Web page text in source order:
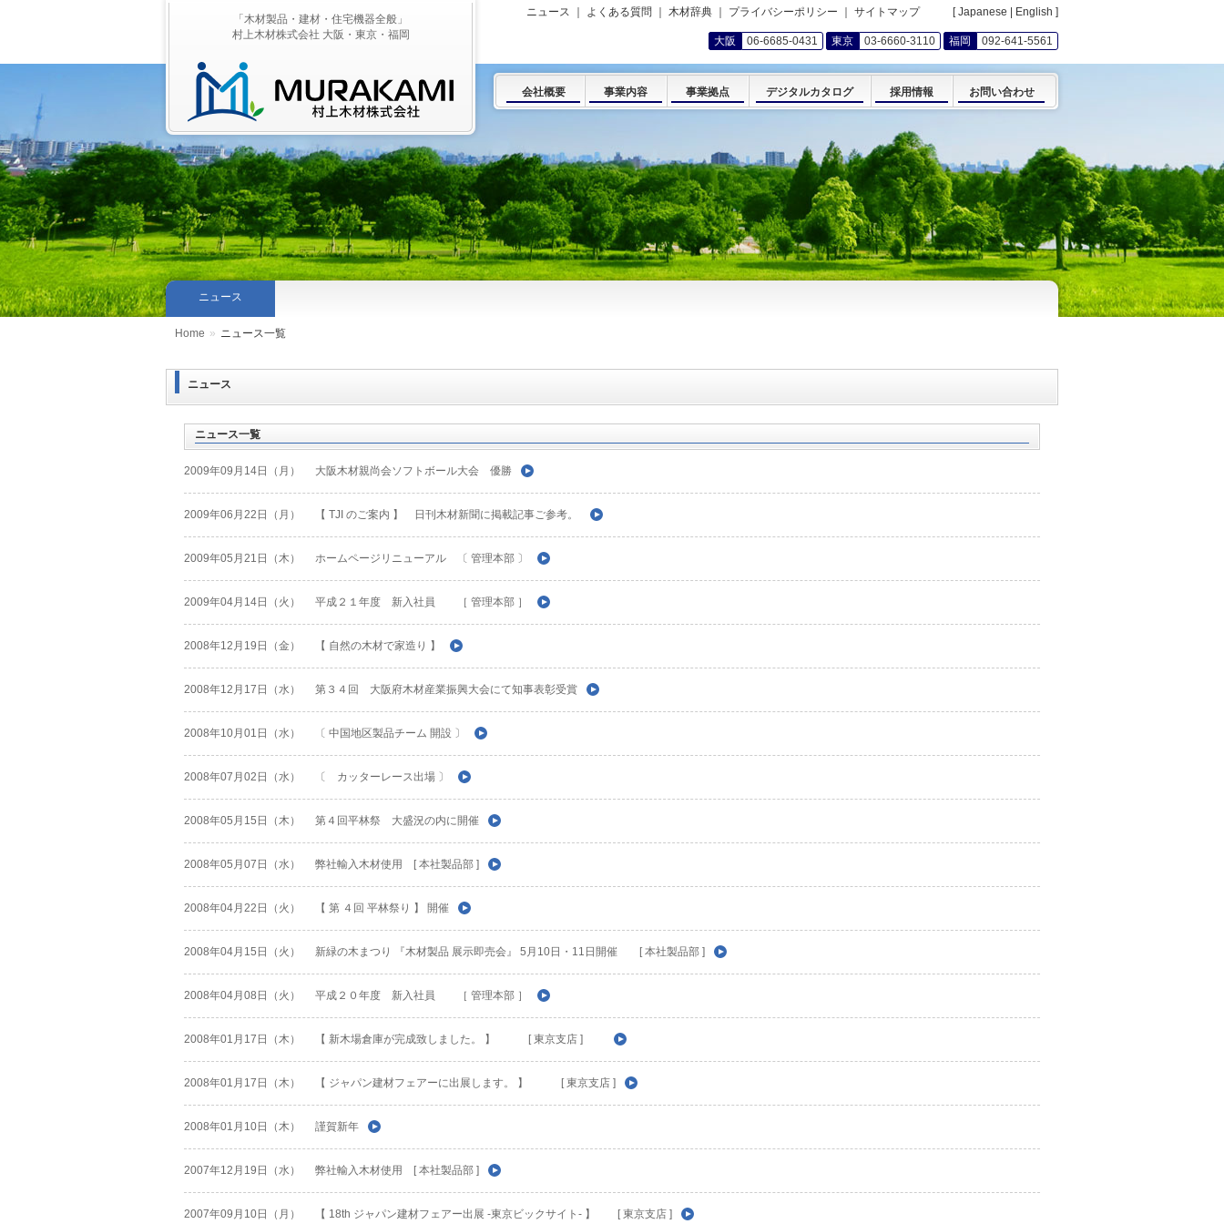
「木材製品・建材・住宅機器全般」
村上木材株式会社 大阪・東京・福岡
Home » ニュース一覧
ニュース よくある質問 木材辞典 プライバシーポリシー サイトマップ[Japanese English ]
大阪 06-6685-0431 東京 03-6660-3110 福岡 092-641-5561
会社概要 事業内容 事業拠点 デジタルカタログ 採用情報 お問い合わせ
ニュース
ニュース
ニュース一覧
2009年09月14日（月） 大阪木材親尚会ソフトボール大会 優勝
2009年06月22日（月） 【 TJI のご案内 】 日刊木材新聞に掲載記事ご参考。
2009年05月21日（木） ホームページリニューアル 〔 管理本部 〕
2009年04月14日（火） 平成２１年度 新入社員 ［ 管理本部 ］
2008年12月19日（金） 【 自然の木材で家造り 】
2008年12月17日（水） 第３４回 大阪府木材産業振興大会にて知事表彰受賞
2008年10月01日（水） 〔 中国地区製品チーム 開設 〕
2008年07月02日（水） 〔 カッターレース出場 〕
2008年05月15日（木） 第４回平林祭 大盛況の内に開催
2008年05月07日（水） 弊社輸入木材使用 [ 本社製品部 ]
2008年04月22日（火） 【 第 ４回 平林祭り 】 開催
2008年04月15日（火） 新緑の木まつり 『木材製品 展示即売会』 5月10日・11日開催 [ 本社製品部 ]
2008年04月08日（火） 平成２０年度 新入社員 ［ 管理本部 ］
2008年01月17日（木） 【 新木場倉庫が完成致しました。 】 [ 東京支店 ]
2008年01月17日（木） 【 ジャパン建材フェアーに出展します。 】 [ 東京支店 ]
2008年01月10日（木） 謹賀新年
2007年12月19日（水） 弊社輸入木材使用 [ 本社製品部 ]
2007年09月10日（月） 【 18th ジャパン建材フェアー出展 -東京ビックサイト- 】 [ 東京支店 ]